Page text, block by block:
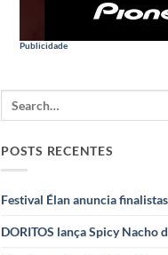
Publicidade
POSTS RECENTES
Festival Élan anuncia
DORITOS lança Spicy Nacho